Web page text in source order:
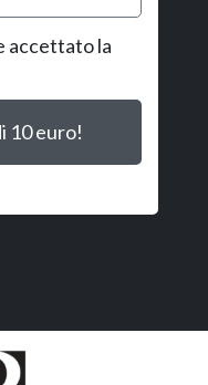
accettato la
10 euro!